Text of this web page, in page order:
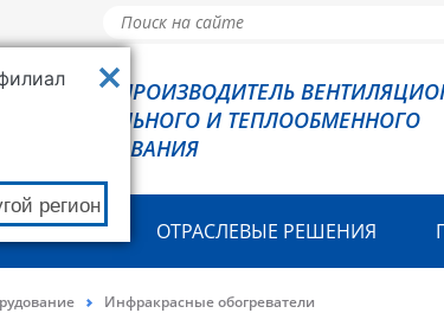
регион
РОВЕН - ПРОИЗВОДИТЕЛЬ
ХОЛОДИЛЬНОГО И ТЕПЛООБМЕННОГО
ОБОРУДОВАНИЯ
ОТРАСЛЕВЫЕ РЕШЕНИЯ
Инфракрасные обогреватели